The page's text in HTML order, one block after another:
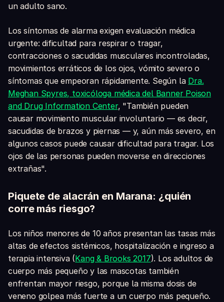
un adulto sano.
Los síntomas de alarma exigen evaluación médica
urgente: dificultad para respirar o tragar,
contracciones o sacudidas musculares incontroladas,
movimientos erráticos de los ojos, vómito severo o
síntomas que empeoran rápidamente. Según la Dra.
Meghan Spyres, toxicóloga médica del Banner Poison
and Drug Information Center, "También pueden
causar movimiento muscular involuntario — es decir,
sacudidas de brazos y piernas — y, aún más severo, en
algunos casos puede causar dificultad para tragar. Los
ojos de las personas pueden moverse en direcciones
extrañas".
Piquete de alacrán en Marana: ¿quién
corre más riesgo?
Los niños menores de 10 años presentan las tasas más
altas de efectos sistémicos, hospitalización e ingreso a
terapia intensiva (Kang & Brooks 2017). Los adultos de
cuerpo más pequeño y las mascotas también
enfrentan mayor riesgo, porque la misma dosis de
veneno golpea más fuerte a un cuerpo más pequeño.